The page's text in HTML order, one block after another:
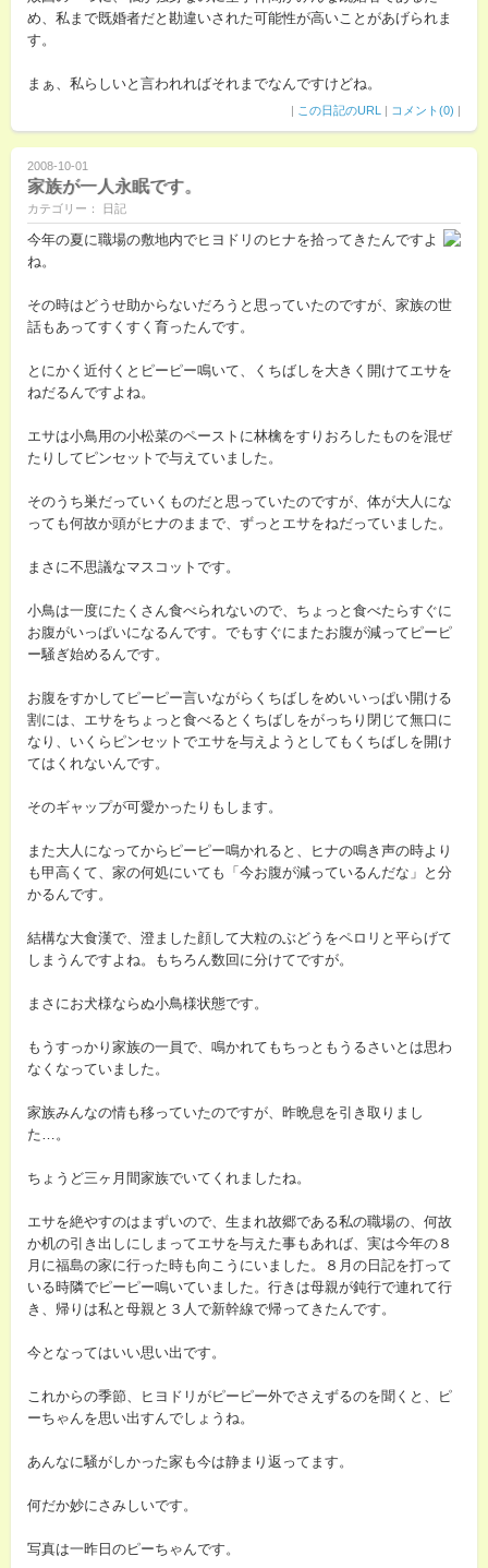
め、私まで既婚者だと勘違いされた可能性が高いことがあげられま
す。
まぁ、私らしいと言われればそれまでなんですけどね。
| この日記のURL | コメント(0) |
2008-10-01
家族が一人永眠です。
カテゴリー： 日記
今年の夏に職場の敷地内でヒヨドリのヒナを拾ってきたんですよ
ね。
その時はどうせ助からないだろうと思っていたのですが、家族の世
話もあってすくすく育ったんです。
とにかく近付くとピーピー鳴いて、くちばしを大きく開けてエサを
ねだるんですよね。
エサは小鳥用の小松菜のペーストに林檎をすりおろしたものを混ぜ
たりしてピンセットで与えていました。
そのうち巣だっていくものだと思っていたのですが、体が大人にな
っても何故か頭がヒナのままで、ずっとエサをねだっていました。
まさに不思議なマスコットです。
小鳥は一度にたくさん食べられないので、ちょっと食べたらすぐに
お腹がいっぱいになるんです。でもすぐにまたお腹が減ってピーピ
ー騒ぎ始めるんです。
お腹をすかしてピーピー言いながらくちばしをめいいっぱい開ける
割には、エサをちょっと食べるとくちばしをがっちり閉じて無口に
なり、いくらピンセットでエサを与えようとしてもくちばしを開け
てはくれないんです。
そのギャップが可愛かったりもします。
また大人になってからピーピー鳴かれると、ヒナの鳴き声の時より
も甲高くて、家の何処にいても「今お腹が減っているんだな」と分
かるんです。
結構な大食漢で、澄ました顔して大粒のぶどうをペロリと平らげて
しまうんですよね。もちろん数回に分けてですが。
まさにお犬様ならぬ小鳥様状態です。
もうすっかり家族の一員で、鳴かれてもちっともうるさいとは思わ
なくなっていました。
家族みんなの情も移っていたのですが、昨晩息を引き取りまし
た…。
ちょうど三ヶ月間家族でいてくれましたね。
エサを絶やすのはまずいので、生まれ故郷である私の職場の、何故
か机の引き出しにしまってエサを与えた事もあれば、実は今年の８
月に福島の家に行った時も向こうにいました。８月の日記を打って
いる時隣でピーピー鳴いていました。行きは母親が鈍行で連れて行
き、帰りは私と母親と３人で新幹線で帰ってきたんです。
今となってはいい思い出です。
これからの季節、ヒヨドリがピーピー外でさえずるのを聞くと、ピ
ーちゃんを思い出すんでしょうね。
あんなに騒がしかった家も今は静まり返ってます。
何だか妙にさみしいです。
写真は一昨日のピーちゃんです。